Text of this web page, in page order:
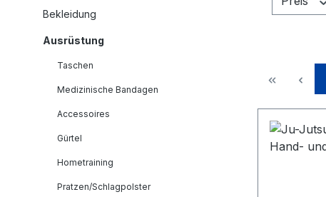
Bekleidung
Ausrüstung
Taschen
Medizinische Bandagen
Accessoires
Gürtel
Hometraining
Pratzen/Schlagpolster